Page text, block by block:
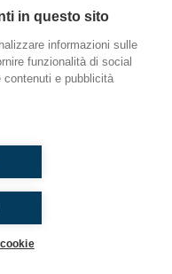
in questo sito
informazioni sulle
funzionalità di social
contenuti e pubblicità